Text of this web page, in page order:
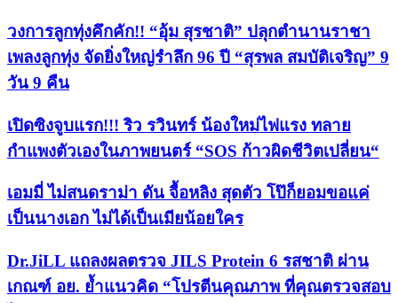
วงการลูกทุ่งคึกคัก!! “อุ้ม สุรชาติ” ปลุกตำนานราชา
เพลงลูกทุ่ง จัดยิ่งใหญ่รำลึก 96 ปี “สุรพล สมบัติเจริญ” 9
วัน 9 คืน
เปิดซิงจูบแรก!!! ริว รวินทร์ น้องใหม่ไฟแรง ทลาย
กำแพงตัวเองในภาพยนตร์ “SOS ก้าวผิดชีวิตเปลี่ยน“
เอมมี่ ไม่สนดราม่า ดัน จื้อหลิง สุดตัว โป๊ก็ยอมขอแค่
เป็นนางเอก ไม่ได้เป็นเมียน้อยใคร
Dr.JiLL แถลงผลตรวจ JILS Protein 6 รสชาติ ผ่าน
เกณฑ์ อย. ย้ำแนวคิด “โปรตีนคุณภาพ ที่คุณตรวจสอบ